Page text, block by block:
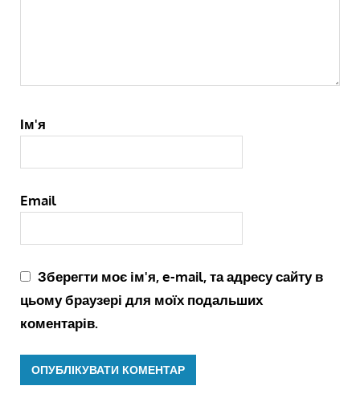
Ім'я
Email
Зберегти моє ім'я, e-mail, та адресу сайту в
цьому браузері для моїх подальших
коментарів.